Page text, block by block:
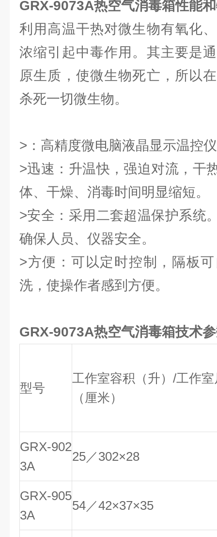
GRX-9073A热空气消毒箱性能
利用高温干热对微生物有氧化
浓缩引起中毒作用。其主要是
原生质，使微生物死亡，所以
杀死一切微生物。
>：高精度微电脑液晶显示温控
>迅速：升温快，强迫对流，干
体、干燥、消毒时间明显缩短。
>安全：采用二套超温保护系统
确保人员、仪器安全。
>方便：可以定时控制，隔板
洗，使操作者感到方便。
GRX-9073A热空气消毒箱技术
型号
工作室容积（升）/工作
（厘米）
GRX-902
3A
25／302×28
GRX-905
3A
54／42×37×35